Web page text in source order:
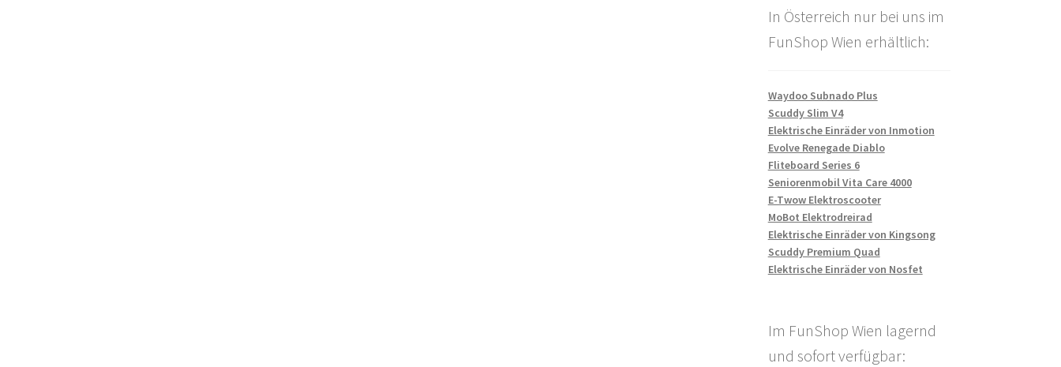
In Österreich nur bei uns im
FunShop Wien erhältlich:
Waydoo Subnado Plus
Scuddy Slim V4
Elektrische Einräder von Inmotion
Evolve Renegade Diablo
Fliteboard Series 6
Seniorenmobil Vita Care 4000
E-Twow Elektroscooter
MoBot Elektrodreirad
Elektrische Einräder von Kingsong
Scuddy Premium Quad
Elektrische Einräder von Nosfet
Im FunShop Wien lagernd
und sofort verfügbar: